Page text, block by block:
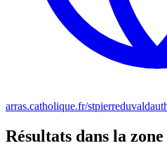
arras.catholique.fr/
Résultats dans la